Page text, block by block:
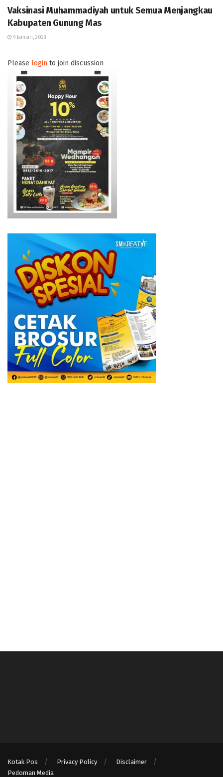
Vaksinasi Muhammadiyah untuk Semua Menjangkau
Kabupaten Gunung Mas
9 Januari, 2023
Please login to join discussion
Kotak Pos Privacy Policy
Disclaimer
Pedoman Media